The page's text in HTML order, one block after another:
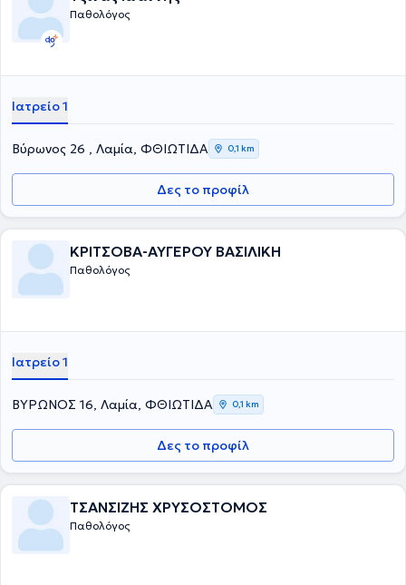
Παθολόγος
Ιατρείο 1
Βύρωνος 26 , Λαμία, ΦΘΙΩΤΙΔΑ 0,1 km
Δες το προφίλ
ΚΡΙΤΣΟΒΑ-ΑΥΓΕΡΟΥ ΒΑΣΙΛΙΚΗ
Παθολόγος
Ιατρείο 1
ΒΥΡΩΝΟΣ 16, Λαμία, ΦΘΙΩΤΙΔΑ 0,1 km
Δες το προφίλ
ΤΣΑΝΣΙΖΗΣ ΧΡΥΣΟΣΤΟΜΟΣ
Παθολόγος